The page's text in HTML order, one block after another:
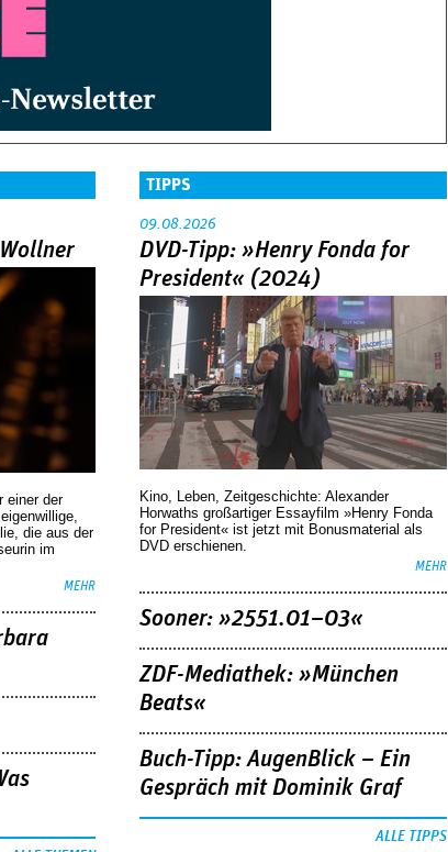
einer der
die aus der
im
MEHR
TIPPS
09.08.2026
DVD-Tipp: »Henry Fonda for
President« (2024)
Kino, Leben, Zeitgeschichte: Alexander
Horwaths großartiger Essayfilm »Henry Fonda
for President« ist jetzt mit Bonusmaterial als
DVD erschienen.
MEHR
Sooner: »2551.01–03«
ZDF-Mediathek: »München
Beats«
Buch-Tipp: AugenBlick – Ein
Gespräch mit Dominik Graf
ALLE TIPPS